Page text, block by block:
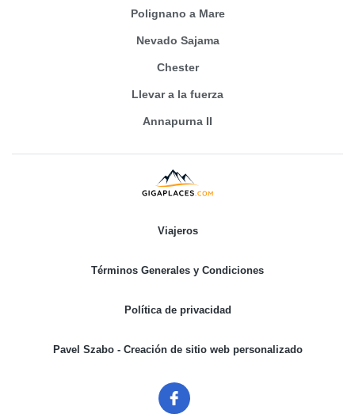
Polignano a Mare
Nevado Sajama
Chester
Llevar a la fuerza
Annapurna II
Viajeros
Términos Generales y Condiciones
Política de privacidad
Pavel Szabo - Creación de sitio web personalizado